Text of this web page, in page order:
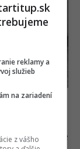
ultra-rýchle
reklamy a
služieb
na zariadení
z vášho